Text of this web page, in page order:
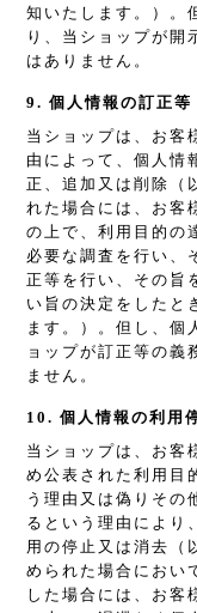
知いたします。）。
り、当ショップが開
はありません。
9. 個人情報の訂正等
当ショップは、お客
由によって、個人情
正、追加又は削除（
れた場合には、お客
の上で、利用目的の
必要な調査を行い、
正等を行い、その旨
い旨の決定をしたと
ます。）。但し、個
ョップが訂正等の義
ません。
10. 個人情報の利用
当ショップは、お客
め公表された利用目
う理由又は偽りその
るという理由により
用の停止又は消去（
められた場合におい
した場合には、お客